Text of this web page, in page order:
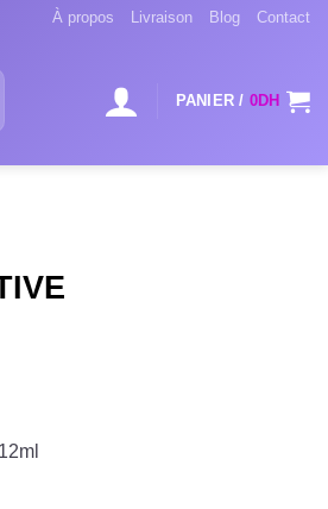
À propos Livraison Blog Contact
PANIER / 0DH